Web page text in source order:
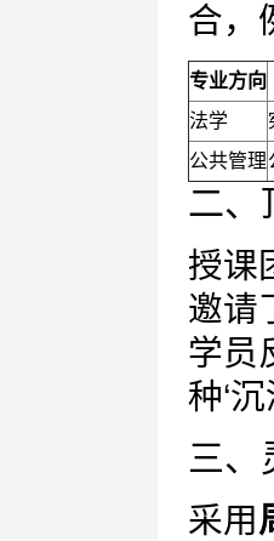
合，
专业方向
法学
公共管理
二、
授课
邀请
学员
种‘
三、
采用